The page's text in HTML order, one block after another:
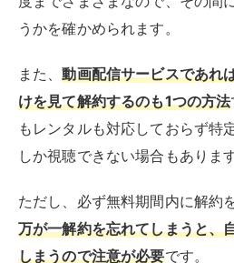
サブスクは、気軽に始められて
も解約できるのが大きなメリッ
り契約書にサインしたりする必
プランなどが異なる場合もある
払えばサービスが使い放題とい